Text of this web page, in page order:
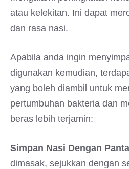
atau kelekitan. Ini dapat
dan rasa nasi.
Apabila anda ingin
digunakan kemudian,
yang boleh diambil untuk
pertumbuhan bakteria dan
beras lebih terjamin:
Simpan Nasi Dengan
dimasak, sejukkan dengan